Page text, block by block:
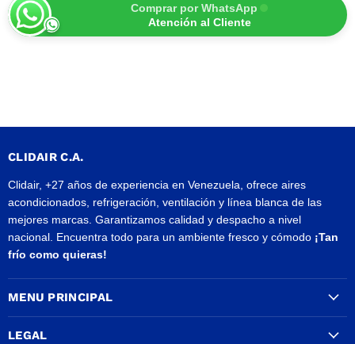
Comprar por WhatsApp
Atención al Cliente
CLIDAIR C.A.
Clidair, +27 años de experiencia en Venezuela, ofrece aires
acondicionados, refrigeración, ventilación y línea blanca de las
mejores marcas. Garantizamos calidad y despacho a nivel
nacional. Encuentra todo para un ambiente fresco y cómodo ¡Tan
frío como quieras!
MENU PRINCIPAL
LEGAL